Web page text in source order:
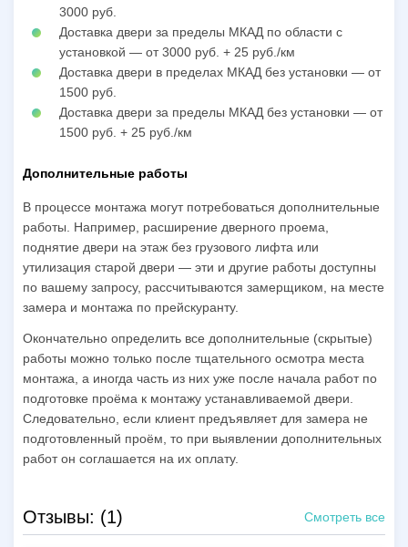
3000 руб.
Доставка двери за пределы МКАД по области с
установкой — от 3000 руб. + 25 руб./км
Доставка двери в пределах МКАД без установки — от
1500 руб.
Доставка двери за пределы МКАД без установки — от
1500 руб. + 25 руб./км
Дополнительные работы
В процессе монтажа могут потребоваться дополнительные
работы. Например, расширение дверного проема,
поднятие двери на этаж без грузового лифта или
утилизация старой двери — эти и другие работы доступны
по вашему запросу, рассчитываются замерщиком, на месте
замера и монтажа по прейскуранту.
Окончательно определить все дополнительные (скрытые)
работы можно только после тщательного осмотра места
монтажа, а иногда часть из них уже после начала работ по
подготовке проёма к монтажу устанавливаемой двери.
Следовательно, если клиент предъявляет для замера не
подготовленный проём, то при выявлении дополнительных
работ он соглашается на их оплату.
Отзывы: (1) Смотреть все